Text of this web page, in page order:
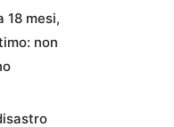
18 mesi,
non